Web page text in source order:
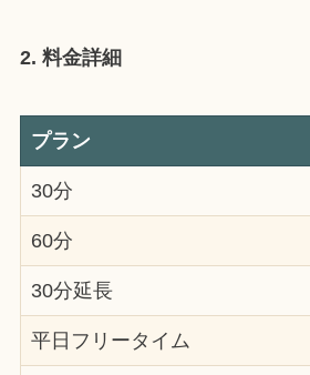
2. 料金詳細
プラン
30分
60分
30分延長
平日フリータイム